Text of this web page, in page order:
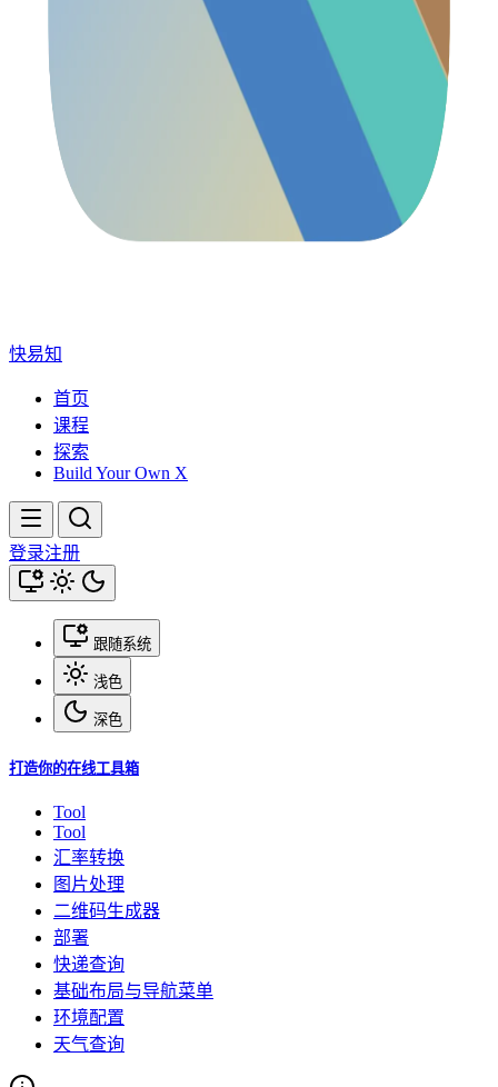
快易知
首页
课程
探索
Build Your Own X
登录注册
跟随系统
浅色
深色
打造你的在线工具箱
Tool
Tool
汇率转换
图片处理
二维码生成器
部署
快递查询
基础布局与导航菜单
环境配置
天气查询